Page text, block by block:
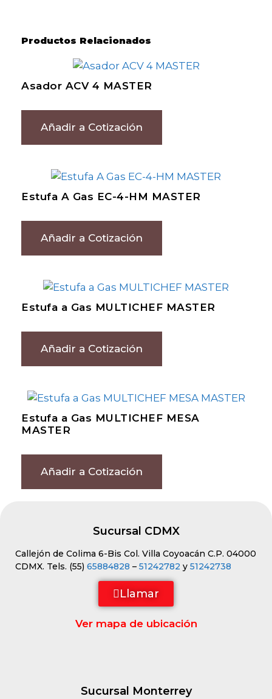
Productos Relacionados
Asador ACV 4 MASTER
Añadir a Cotización
Estufa A Gas EC-4-HM MASTER
Añadir a Cotización
Estufa a Gas MULTICHEF MASTER
Añadir a Cotización
Estufa a Gas MULTICHEF MESA
MASTER
Añadir a Cotización
Sucursal CDMX
Callejón de Colima 6-Bis Col. Villa Coyoacán C.P. 04000
CDMX. Tels. (55) 65884828 – 51242782 y 51242738
Llamar
Ver mapa de ubicación
Sucursal Monterrey